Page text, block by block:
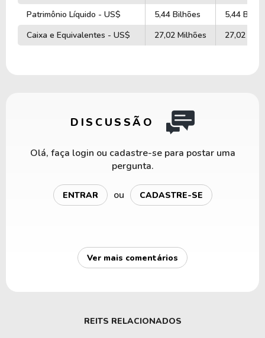
Patrimônio Líquido - US$
5,44 Bilhões
5,44
Caixa e Equivalentes - US$
27,02 Milhões 27,02
DISCUSSÃO
Olá, faça login ou cadastre-se para postar uma
pergunta.
ENTRAR ou CADASTRE-SE
Ver mais comentários
REITS RELACIONADOS